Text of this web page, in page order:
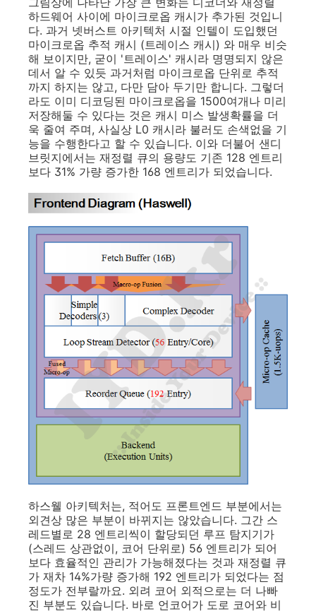
하드웨어 사이에 마이크로옵 캐시가 추가된 것입니
다. 과거 넷버스트 아키텍처 시절 인텔이 도입했던
마이크로옵 추적 캐시 (트레이스 캐시) 와 매우 비슷
해 보이지만, 굳이 '트레이스' 캐시라 명명되지 않은
데서 알 수 있듯 과거처럼 마이크로옵 단위로 추적
까지 하지는 않고, 다만 담아 두기만 합니다. 그렇더
라도 이미 디코딩된 마이크로옵을 1500여개나 미리
저장해둘 수 있다는 것은 캐시 미스 발생확률을 더
욱 줄여 주며, 사실상 L0 캐시라 불러도 손색없을 기
능을 수행한다고 할 수 있습니다. 이와 더불어 샌디
브릿지에서는 재정렬 큐의 용량도 기존 128 엔트리
보다 31% 가량 증가한 168 엔트리가 되었습니다.
하스웰 아키텍처는, 적어도 프론트엔드 부분에서는
외견상 많은 부분이 바뀌지는 않았습니다. 그간 스
레드별로 28 엔트리씩이 할당되던 루프 탐지기가
(스레드 상관없이, 코어 단위로) 56 엔트리가 되어
보다 효율적인 관리가 가능해졌다는 것과 재정렬 큐
가 재차 14%가량 증가해 192 엔트리가 되었다는 점
정도가 전부랄까요. 외려 코어 외적으로는 더 나빠
진 부분도 있습니다. 바로 언코어가 도로 코어와 비